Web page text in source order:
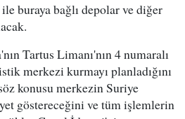
buraya bağlı depolar ve diğer
Tartus Limanı'nın 4 numaralı
merkezi kurmayı planladığını
konusu merkezin Suriye
göstereceğini ve tüm işlemlerin